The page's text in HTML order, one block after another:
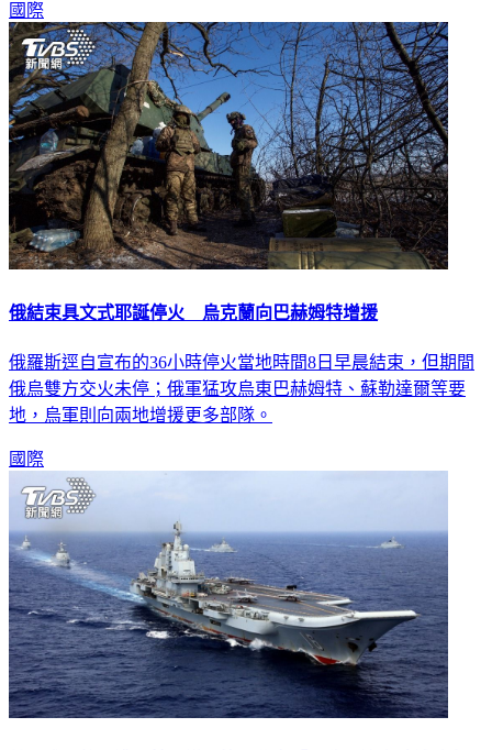
國際
俄結束具文式耶誕停火 烏克蘭向巴赫姆特增援
俄羅斯逕自宣布的36小時停火當地時間8日早晨結束，但期間
俄烏雙方交火未停；俄軍猛攻烏東巴赫姆特、蘇勒達爾等要
地，烏軍則向兩地增援更多部隊。
國際